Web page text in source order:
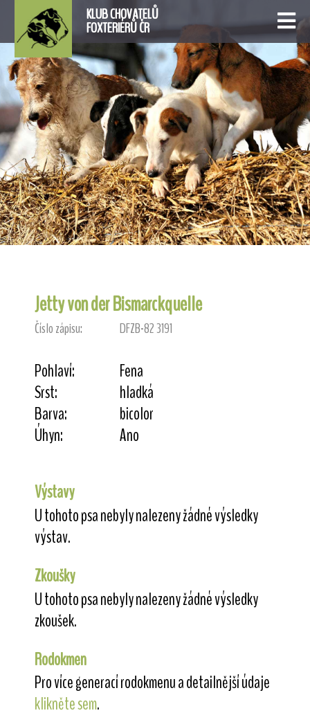
KLUB CHOVATELŮ
FOXTERIÉRŮ ČR
Jetty von der Bismarckquelle
Číslo zápisu: DFZB-82 3191
Pohlaví:
Fena
Srst:
hladká
Barva:
bicolor
Úhyn:
Ano
Výstavy
U tohoto psa nebyly nalezeny žádné výsledky
výstav.
Zkoušky
U tohoto psa nebyly nalezeny žádné výsledky
zkoušek.
Rodokmen
Pro více generací rodokmenu a detailnější údaje
klikněte sem.